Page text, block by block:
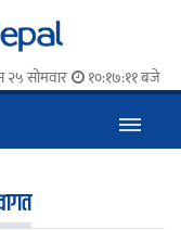
सोमवार १०:१७:१२ बजे